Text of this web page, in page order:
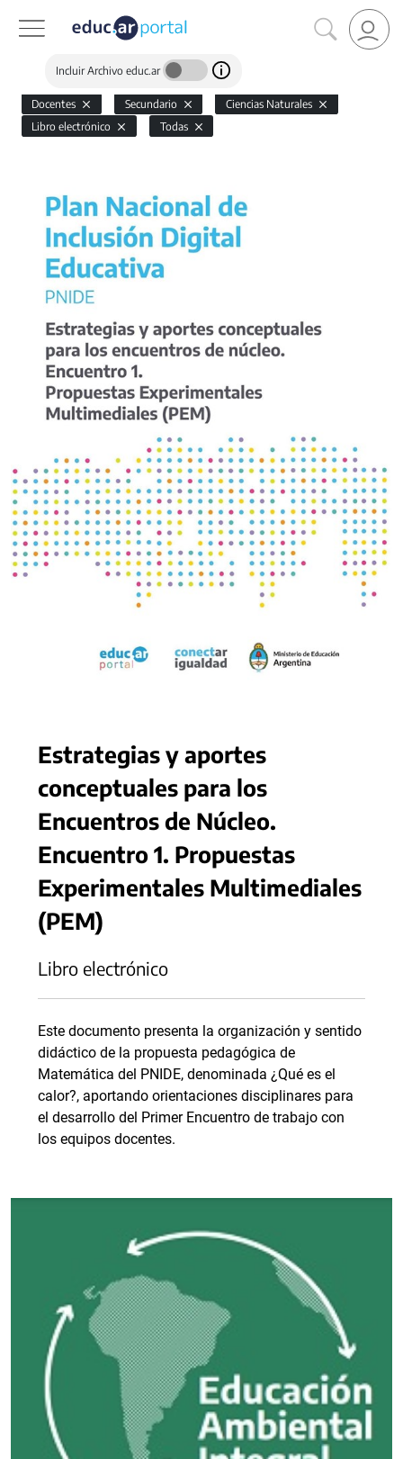
Incluir Archivo educ.ar
Docentes Secundario
Ciencias Naturales
Libro electrónico
Todas
Estrategias y aportes
conceptuales para los
Encuentros de Núcleo.
Encuentro 1. Propuestas
Experimentales Multimediales
(PEM)
Libro electrónico
Este documento presenta la organización y sentido
didáctico de la propuesta pedagógica de
Matemática del PNIDE, denominada ¿Qué es el
calor?, aportando orientaciones disciplinares para
el desarrollo del Primer Encuentro de trabajo con
los equipos docentes.